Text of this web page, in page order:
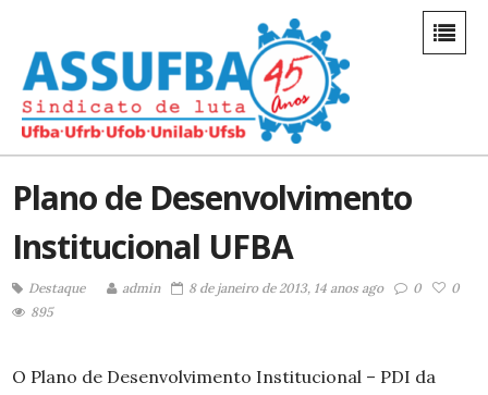
Plano de Desenvolvimento
Institucional UFBA
Destaque admin 8 de janeiro de 2013, 14 anos ago 0
0
895
O Plano de Desenvolvimento Institucional – PDI da